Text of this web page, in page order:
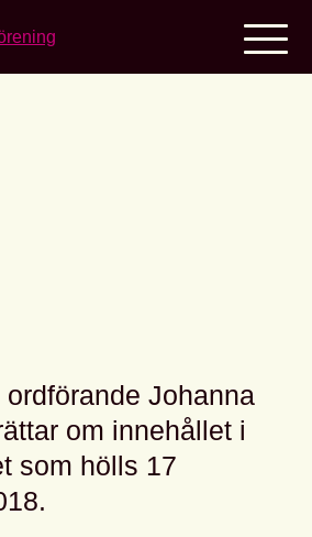
Johanna
om innehållet i
som hölls 17